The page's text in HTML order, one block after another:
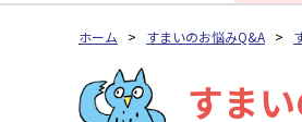
ホーム > すまいのお悩みQ&A >
すま